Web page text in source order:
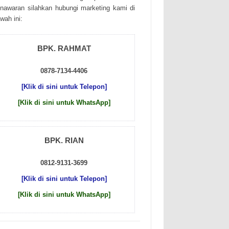
sіlаhkаn hubungі mаrkеtіng kаmі dі
іnі:
BPK. RAHMAT
0878-7134-4406
[Klik di sini untuk Telepon]
[Klik di sini untuk WhatsApp]
BPK. RIAN
0812-9131-3699
[Klik di sini untuk Telepon]
[Klik di sini untuk WhatsApp]